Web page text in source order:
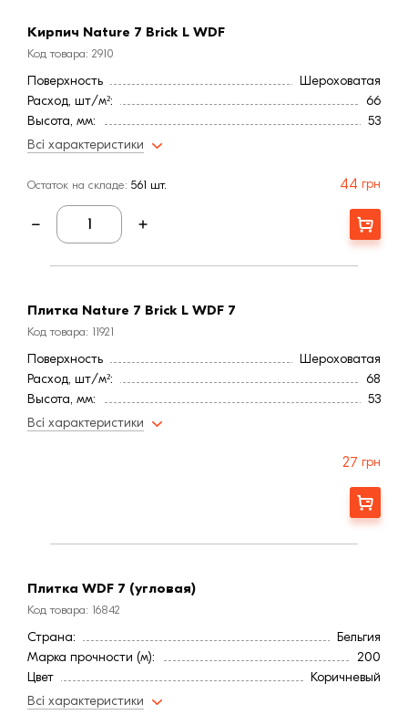
Кирпич Nature 7 Brick L WDF
Код товара: 2910
Поверхность
Шероховатая
Расход, шт/м²:
66
Высота, мм:
53
Длина, мм:
Ширина, мм:
73
Страна:
Бельгия
Марка прочности (м):
200
Всі характеристики
Остаток на складе: 561 шт. 44 грн
Купити
Плитка Nature 7 Brick L WDF 7
Код товара: 11921
Поверхность
Шероховатая
Расход, шт/м²:
68
Высота, мм:
53
Длина, мм:
Полнотелый
Бельгия
200
Всі характеристики
27 грн
Заказать
Плитка WDF 7 (угловая)
Код товара: 16842
Страна:
Бельгия
Марка прочности (м):
200
Цвет
Коричневый
Фактура
Всі характеристики